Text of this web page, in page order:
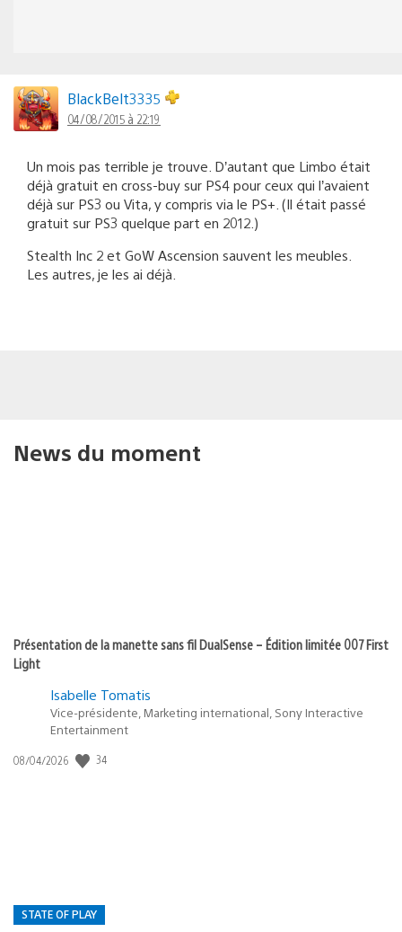
BlackBelt3335
04/08/2015 à 22:19
Un mois pas terrible je trouve. D’autant que Limbo était
déjà gratuit en cross-buy sur PS4 pour ceux qui l’avaient
déjà sur PS3 ou Vita, y compris via le PS+. (Il était passé
gratuit sur PS3 quelque part en 2012.)
Stealth Inc 2 et GoW Ascension sauvent les meubles.
Les autres, je les ai déjà.
News du moment
Présentation de la manette sans fil DualSense – Édition limitée 007 First
Light
Isabelle Tomatis
Vice-présidente, Marketing international, Sony Interactive
Entertainment
Date
08/04/2026 34
STATE OF PLAY